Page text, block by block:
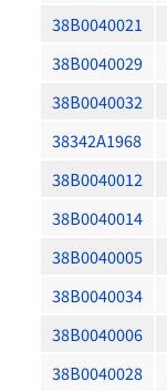
38B0040021
38B0040029
38B0040032
38342A1968
38B0040012
38B0040014
38B0040005
38B0040034
38B0040006
38B0040028